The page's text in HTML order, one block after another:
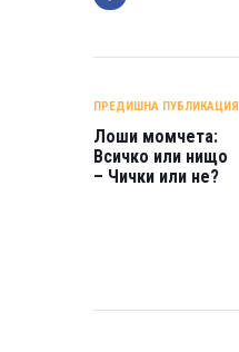
ПРЕДИШНА ПУБЛИКАЦИЯ
Лоши момчета:
Всичко или нищо
– Чички или не?